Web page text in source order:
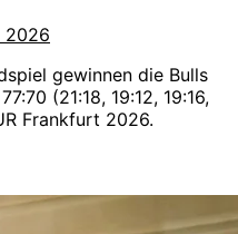
2026
gewinnen die Bulls
(21:18, 19:12, 19:16,
Frankfurt 2026.